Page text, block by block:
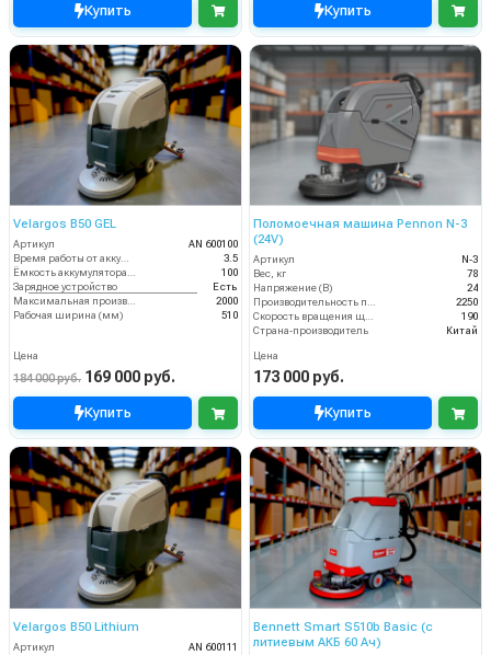
Купить Купить
Velargos B50 GEL
Артикул
AN 600100
Время работы от аккумуляторов (ч)
3.5
Ёмкость аккумулятора (Ач)
100
Зарядное устройство
Есть
Максимальная производительность (кв.м/час)
2000
Рабочая ширина (мм)
510
Цена
184 000 руб. 169 000 руб.
Купить
Поломоечная машина Pennon N-3
(24V)
Артикул
N-3
Вес, кг
78
Напряжение (В)
24
Производительность по площади (м2/ч)
2250
Скорость вращения щётки (об/мин)
190
Страна-производитель
Китай
Цена
173 000 руб.
Купить
Velargos B50 Lithium
Артикул
AN 600111
Bennett Smart S510b Basic (с
литиевым АКБ 60 Ач)